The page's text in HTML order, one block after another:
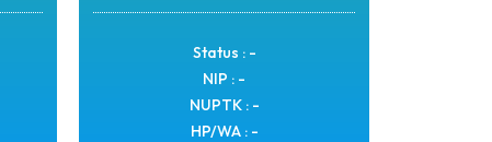
Status : -
NIP : -
NUPTK : -
HP/WA : -